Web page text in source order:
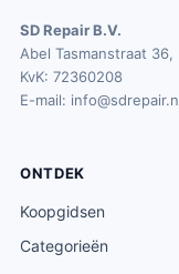
SD Repair B.V.
Abel Tasmanstraat
KvK: 72360208
E-mail:
ONTDEK
Koopgidsen
Categorieën